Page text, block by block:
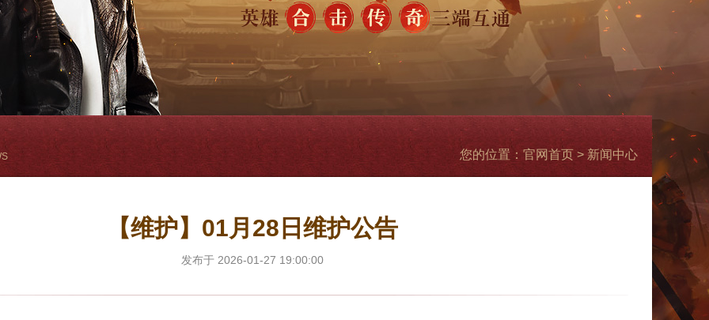
您的位置： 官网首页 > 新闻中心
【维护】01月28日维护公告
发布于 2026-01-27 19:00:00